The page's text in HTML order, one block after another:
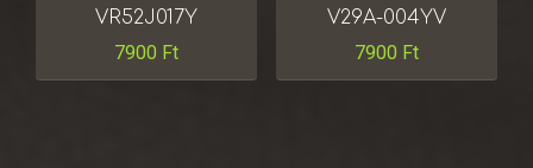
VR52J017Y
7900 Ft
V29A-004YV
7900 Ft